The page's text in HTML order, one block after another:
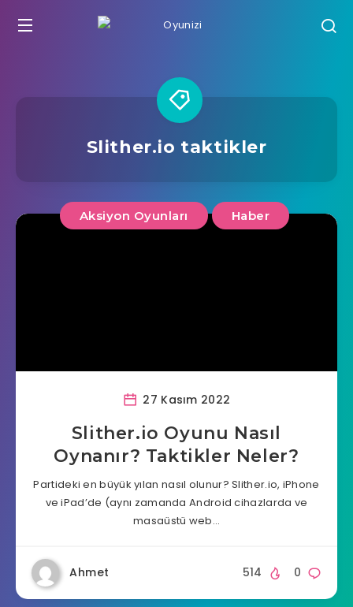
Slither.io taktikler
Aksiyon Oyunları Haber
27 Kasım 2022
Slither.io Oyunu Nasıl
Oynanır? Taktikler Neler?
Partideki en büyük yılan nasıl olunur? Slither.io, iPhone
ve iPad’de (aynı zamanda Android cihazlarda ve
masaüstü web…
Ahmet 0
514